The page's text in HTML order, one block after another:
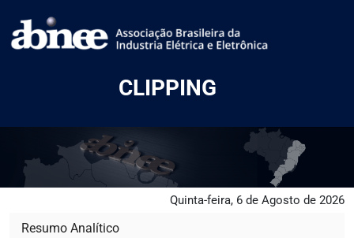
CLIPPING
Quinta-feira, 6 de Agosto de 2026
Resumo Analítico